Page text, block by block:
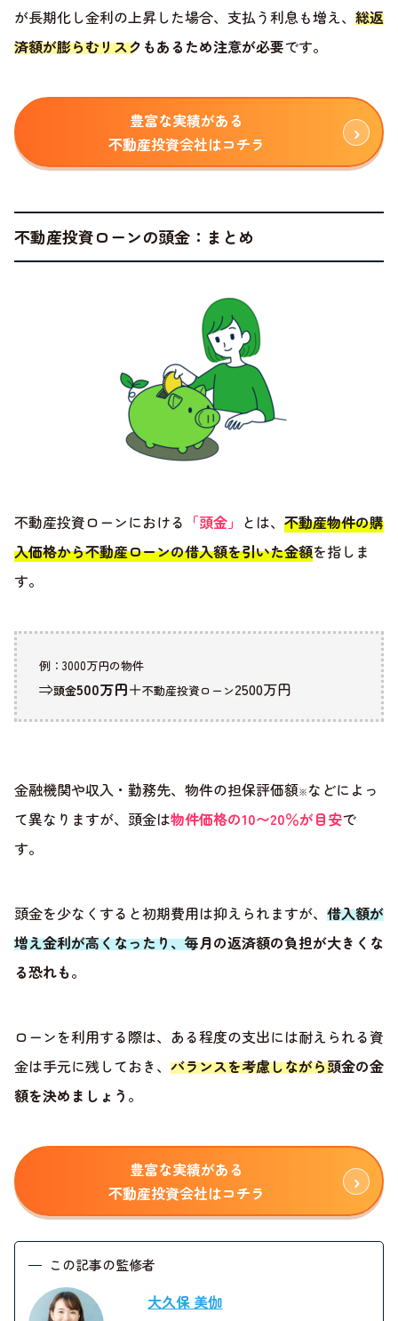
が長期化し金利の上昇した場合、支払う利息も増え、 総返
済額が膨らむリスクもあるため注意が必要です。
豊富な実績がある
不動産投資会社はコチラ
不動産投資ローンの頭金：まとめ
不動産投資ローンにおける 「頭金」 とは、 不動産物件の購
入価格から不動産ローンの借入額を引いた金額を指しま
す。
例：3000万円の物件
⇒頭金500万円＋不動産投資ローン2500万円
金融機関や収入・勤務先、物件の担保評価額※ などによっ
て異なりますが、頭金は物件価格の10〜20％が目安で
す。
頭金を少なくすると初期費用は抑えられますが、 借入額が
増え金利が高くなったり、毎月の返済額の負担が大きくな
る恐れも。
ローンを利用する際は、ある程度の支出には耐えられる資
金は手元に残しておき、 バランスを考慮しながら頭金の金
額を決めましょう 。
豊富な実績がある
不動産投資会社はコチラ
この記事の監修者
大久保 美伽